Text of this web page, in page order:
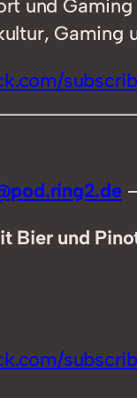
und
Gaming
Bier und